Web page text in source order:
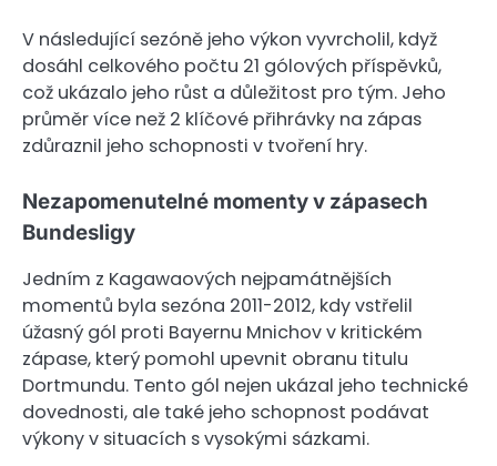
V následující sezóně jeho výkon vyvrcholil, když
dosáhl celkového počtu 21 gólových příspěvků,
což ukázalo jeho růst a důležitost pro tým. Jeho
průměr více než 2 klíčové přihrávky na zápas
zdůraznil jeho schopnosti v tvoření hry.
Nezapomenutelné momenty v zápasech
Bundesligy
Jedním z Kagawaových nejpamátnějších
momentů byla sezóna 2011-2012, kdy vstřelil
úžasný gól proti Bayernu Mnichov v kritickém
zápase, který pomohl upevnit obranu titulu
Dortmundu. Tento gól nejen ukázal jeho technické
dovednosti, ale také jeho schopnost podávat
výkony v situacích s vysokými sázkami.